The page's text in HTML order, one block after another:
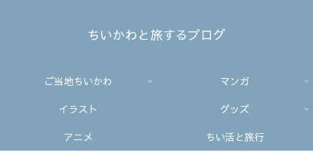
ちいかわと旅するブログ
ご当地ちいかわ
マンガ
イラスト
グッズ
アニメ
ちい活と旅行